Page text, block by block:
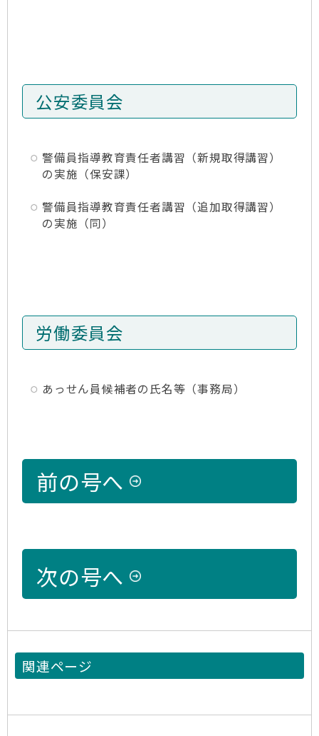
公安委員会
警備員指導教育責任者講習（新規取得講習）
の実施（保安課）
警備員指導教育責任者講習（追加取得講習）
の実施（同）
労働委員会
あっせん員候補者の氏名等（事務局）
前の号へ
次の号へ
関連ページ